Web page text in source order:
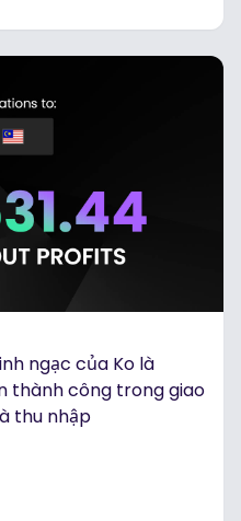
ngạc của Ko là
thành công trong giao
thu nhập